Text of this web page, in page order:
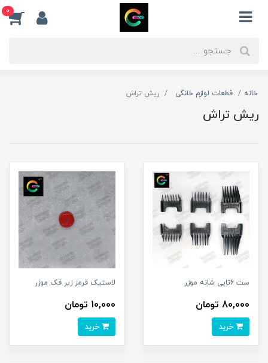
0
خانه قطعات لوازم خانگی ریش تراش
ریش تراش
ست 6تایی شانه موزر
80,000 تومان
لاستیک قرمز زیر فک موزر
10,000 تومان